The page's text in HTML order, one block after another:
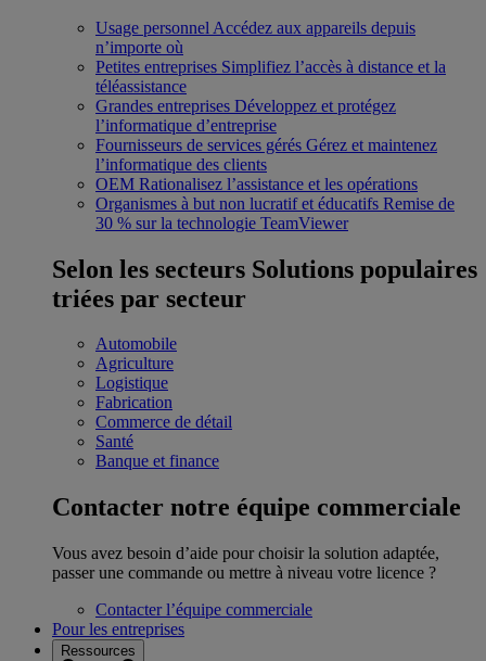
Usage personnel Accédez aux appareils depuis
n’importe où
Petites entreprises Simplifiez l’accès à distance et la
téléassistance
Grandes entreprises Développez et protégez
l’informatique d’entreprise
Fournisseurs de services gérés Gérez et maintenez
l’informatique des clients
OEM Rationalisez l’assistance et les opérations
Organismes à but non lucratif et éducatifs Remise de
30 % sur la technologie TeamViewer
Selon les secteurs Solutions populaires
triées par secteur
Automobile
Agriculture
Logistique
Fabrication
Commerce de détail
Santé
Banque et finance
Contacter notre équipe commerciale
Vous avez besoin d’aide pour choisir la solution adaptée,
passer une commande ou mettre à niveau votre licence ?
Contacter l’équipe commerciale
Pour les entreprises
Ressources